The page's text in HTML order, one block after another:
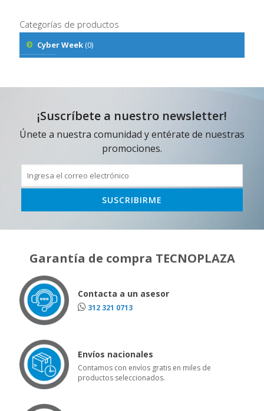
Categorías de productos
Cyber Week(0)
¡Suscríbete a nuestro newsletter!
Únete a nuestra comunidad y entérate de nuestras
promociones.
Garantía de compra TECNOPLAZA
Contacta a un asesor
312 321 0713
Envíos nacionales
Contamos con envíos gratis en miles de
productos seleccionados.